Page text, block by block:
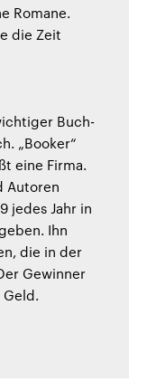
Romane.
die Zeit
Buch-
„Booker“
eine Firma.
Autoren
jedes Jahr in
Ihn
die in der
Gewinner